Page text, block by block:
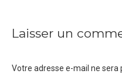
Laisser un
Votre adresse e-mail ne sera